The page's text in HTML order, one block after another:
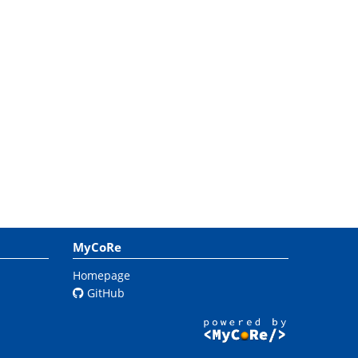
MyCoRe
Homepage
GitHub